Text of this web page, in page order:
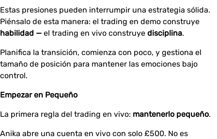
Estas presiones pueden interrumpir una estrategia sólida.
Piénsalo de esta manera: el trading en demo construye
habilidad — el trading en vivo construye disciplina.
Planifica la transición, comienza con poco, y gestiona el
tamaño de posición para mantener las emociones bajo
control.
Empezar en Pequeño
La primera regla del trading en vivo: mantenerlo pequeño.
Anika abre una cuenta en vivo con solo £500. No es